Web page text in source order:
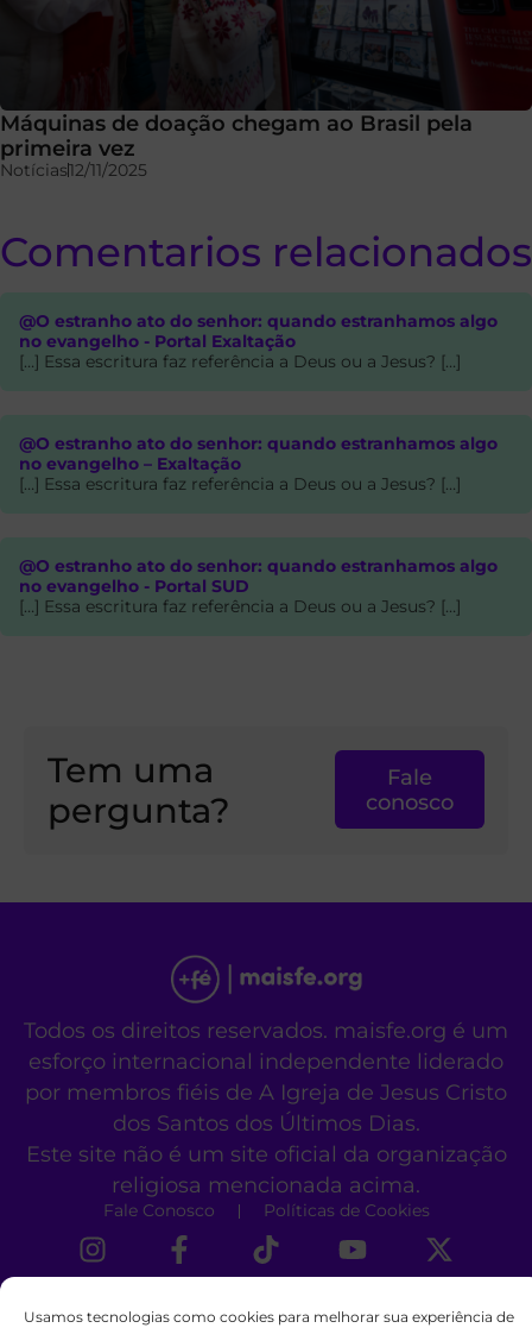
Usamos tecnologias como cookies para melhorar sua experiência de
Máquinas de doação chegam ao Brasil pela
primeira vez
Notícias12/11/2025
Comentarios relacionados
@O estranho ato do senhor: quando estranhamos algo
no evangelho - Portal Exaltação
[…] Essa escritura faz referência a Deus ou a Jesus? […]
@O estranho ato do senhor: quando estranhamos algo
no evangelho – Exaltação
[…] Essa escritura faz referência a Deus ou a Jesus? […]
@O estranho ato do senhor: quando estranhamos algo
no evangelho - Portal SUD
[…] Essa escritura faz referência a Deus ou a Jesus? […]
Tem uma
pergunta?
Fale
conosco
Todos os direitos reservados. maisfe.org é um
esforço internacional independente liderado
por membros fiéis de A Igreja de Jesus Cristo
dos Santos dos Últimos Dias.
Este site não é um site oficial da organização
religiosa mencionada acima.
Fale Conosco Políticas de Cookies